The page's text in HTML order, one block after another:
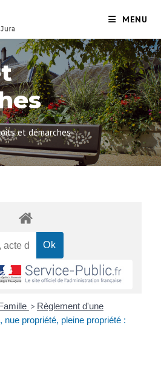
MENU
et démarches
> Règlement d'une
nue propriété, pleine propriété :